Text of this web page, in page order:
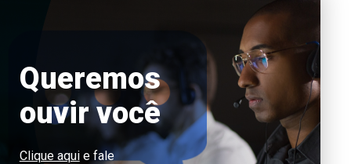
Queremos
ouvir você
Clique aquie fale